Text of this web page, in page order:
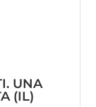
UNA
(IL)